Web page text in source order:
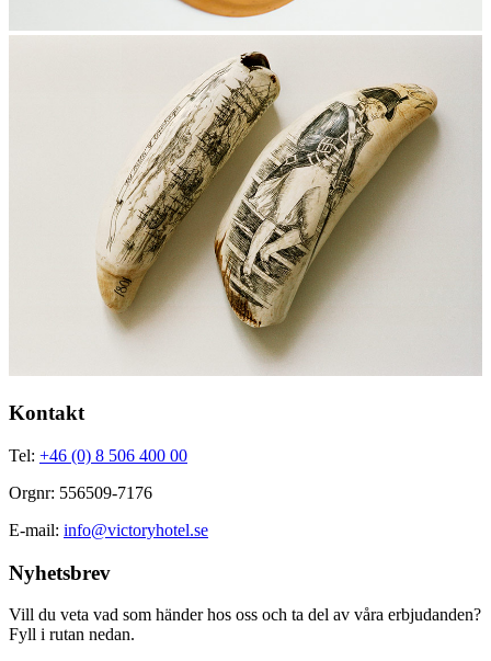
Kontakt
Tel: +46 (0) 8 506 400 00
Orgnr: 556509-7176
E-mail: info@victoryhotel.se
Nyhetsbrev
Vill du veta vad som händer hos oss och ta del av våra erbjudanden?
Fyll i rutan nedan.